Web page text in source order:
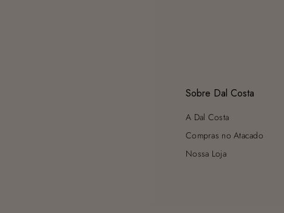
Sobre Dal Costa
A Dal Costa
Compras no Atacado
Nossa Loja